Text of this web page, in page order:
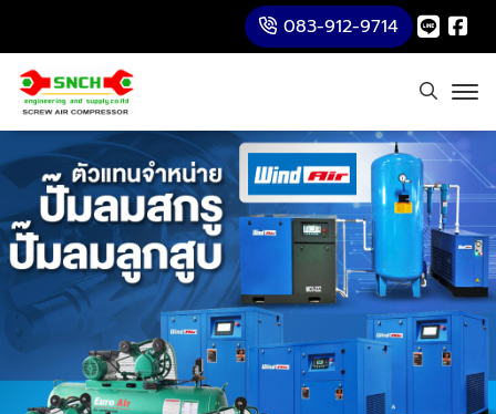
083-912-9714